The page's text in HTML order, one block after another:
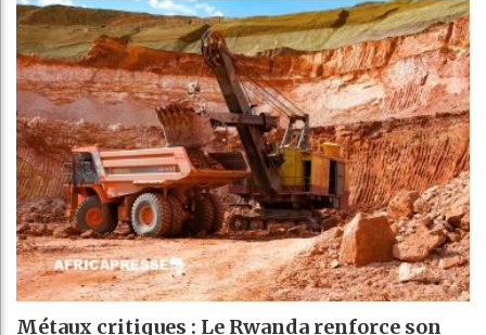
Métaux critiques : Le Rwanda renforce son